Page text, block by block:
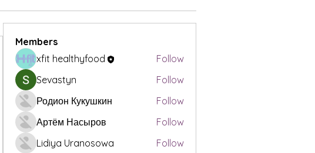
Members
xfit healthyfood
Follow
Sevastyn
Follow
Родион Кукушкин
Follow
Артём Насыров
Follow
Lidiya Uranosowa
Follow